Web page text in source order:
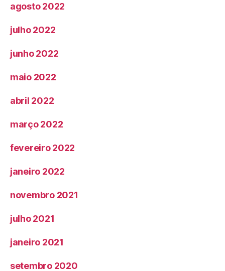
agosto 2022
julho 2022
junho 2022
maio 2022
abril 2022
março 2022
fevereiro 2022
janeiro 2022
novembro 2021
julho 2021
janeiro 2021
setembro 2020